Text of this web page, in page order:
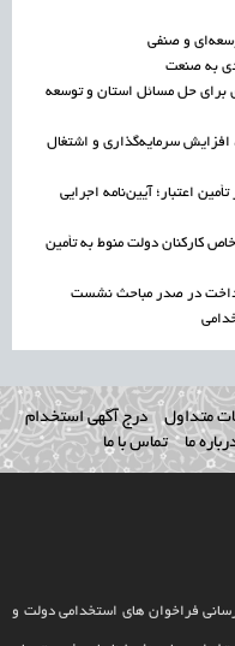
و صنفی
به صنعت
برای حل مسائل استان و توسعه
تولید، افزایش سرمایه‌گذاری و اشتغال
اعتبار؛ آیین‌نامه اجرایی
کارکنان دولت منوط به تأمین
در صدر مباحث نشست
متداول
درج آگهی استخدام
ما تماس با ما
فراخوان های استخدامی دولت و